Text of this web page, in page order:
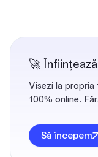
🚀
Visezi la
100% online.
Să începem